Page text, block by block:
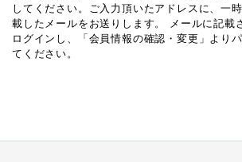
してください。ご入力頂いたアドレスに、一
載したメールをお送りします。 メールに記載
ログインし、「会員情報の確認・変更」より
てください。